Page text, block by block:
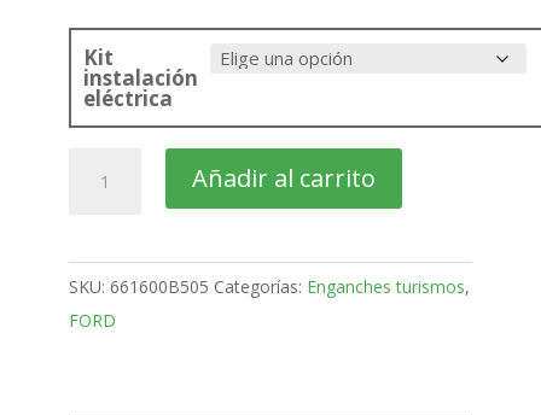
Kit
instalación
eléctrica
Focus
Bola
desmontable
horizontal
Añadir al carrito
SKU: 661600B505 Categorías: Enganches turismos,
FORD